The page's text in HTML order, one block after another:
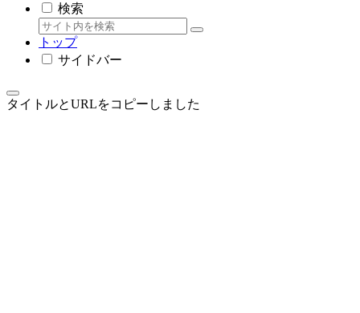
検索
トップ
サイドバー
タイトルとURLをコピーしました